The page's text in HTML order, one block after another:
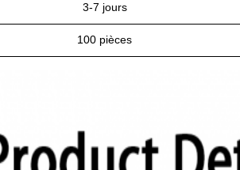
3-7 jours
100 pièces